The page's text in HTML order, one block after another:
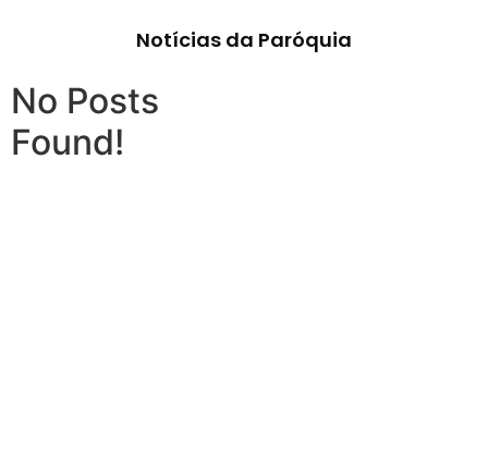
Notícias da Paróquia
No Posts
Found!